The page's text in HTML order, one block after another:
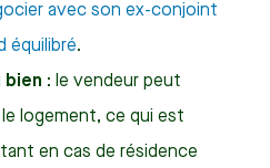
avec son ex-conjoint
équilibré.
bien : le vendeur peut
logement, ce qui est
en cas de résidence